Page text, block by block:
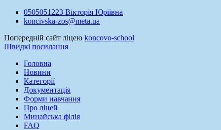
Перейти0505051223 Вікторія Юріївна
koncivska-zos@meta.ua
Попередній сайт ліцею koncovo-school
Швидкі посилання
Головна
Новини
Категорії
Документація
Форми навчання
Про ліцей
Минайська філія
FAQ